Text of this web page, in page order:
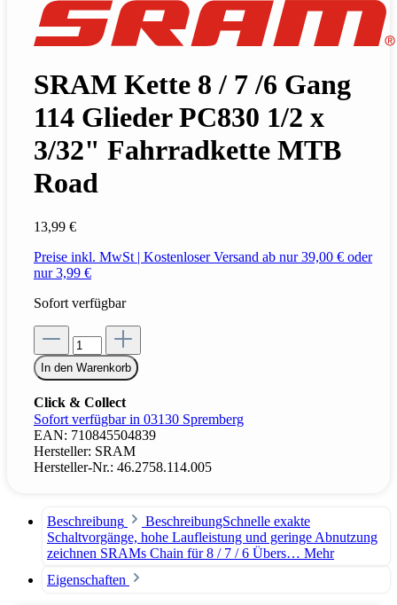
SRAM Kette 8 / 7 /6 Gang
114 Glieder PC830 1/2 x
3/32" Fahrradkette MTB
Road
13,99 €
Preise inkl. MwSt | Kostenloser Versand ab nur 39,00 € oder
nur 3,99 €
Sofort verfügbar
In den Warenkorb
Click & Collect
Sofort verfügbar in 03130 Spremberg
EAN: 710845504839
Hersteller: SRAM
Hersteller-Nr.: 46.2758.114.005
Beschreibung
BeschreibungSchnelle exakte
Schaltvorgänge, hohe Laufleistung und geringe Abnutzung
zeichnen SRAMs Chain für 8 / 7 / 6 Übers… Mehr
Eigenschaften